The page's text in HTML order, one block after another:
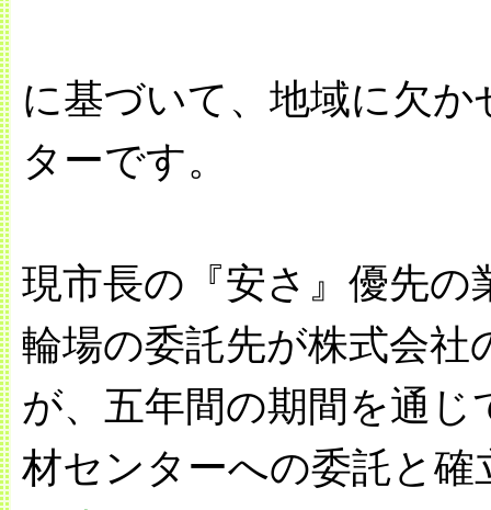
に基づいて、地域に欠
ターです。
現市長の『安さ』優先の
輪場の委託先が株式会
が、五年間の期間を通
材センターへの委託と確